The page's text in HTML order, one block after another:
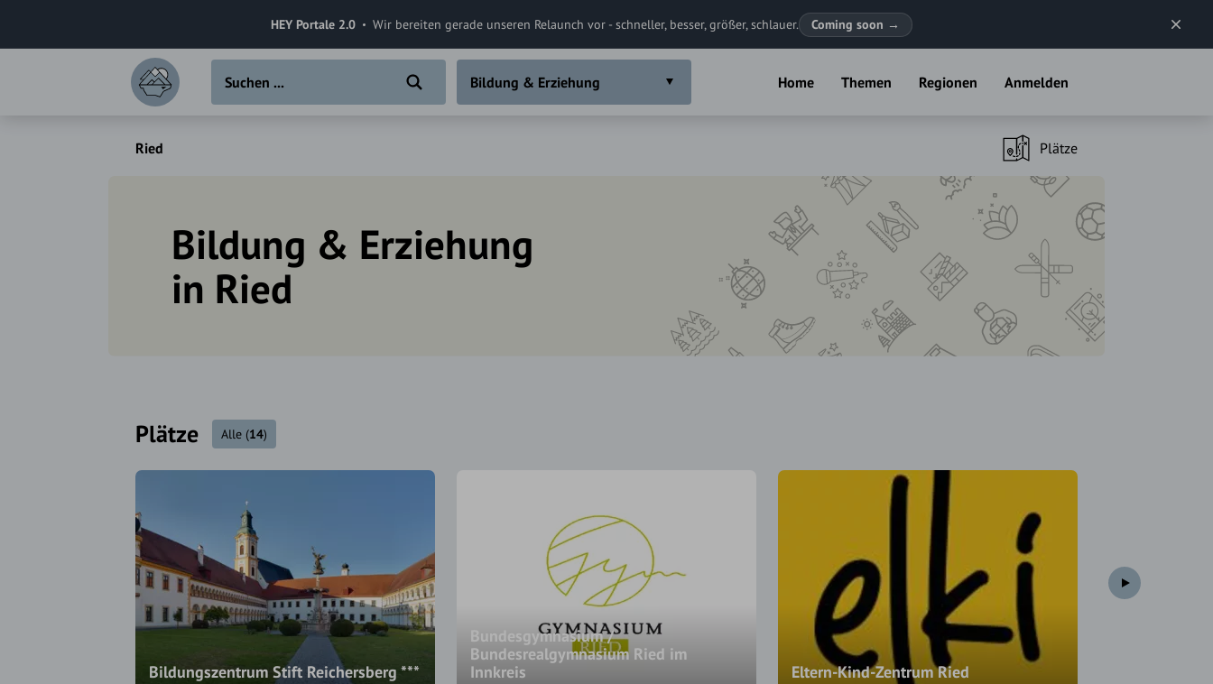
HEY Portale 2.0 Wir bereiten gerade unseren Relaunch vor - schneller, besser, größer, schlauer. Coming soon →
Home Themen Regionen Anmelden
Bildung & Erziehung
Ried Plätze
Bildung & Erziehung
in Ried
Plätze Alle (14)
Bildungszentrum Stift Reichersberg ***
Bundesgymnasium /
Bundesrealgymnasium Ried im
Innkreis
Eltern-Kind-Zentrum Ried